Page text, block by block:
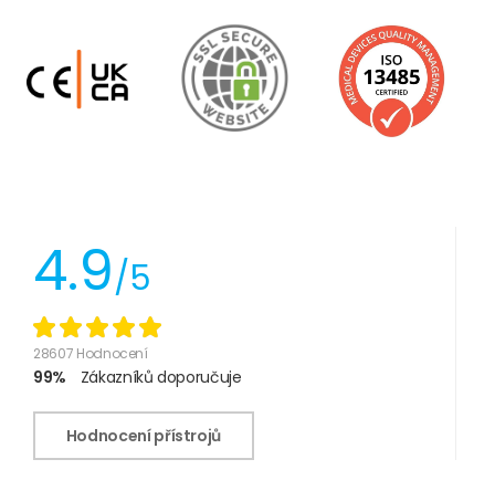
4.9/5
28607 Hodnocení
99% Zákazníků doporučuje
Hodnocení přístrojů